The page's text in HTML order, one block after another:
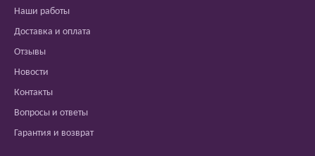
Наши работы
Доставка и оплата
Отзывы
Новости
Контакты
Вопросы и ответы
Гарантия и возврат